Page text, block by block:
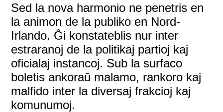
Sed la nova harmonio ne penetris en
la animon de la publiko en Nord-
Irlando. Ĝi konstateblis nur inter
estraranoj de la politikaj partioj kaj
oficialaj instancoj. Sub la surfaco
boletis ankoraŭ malamo, rankoro kaj
malfido inter la diversaj frakcioj kaj
komunumoj.